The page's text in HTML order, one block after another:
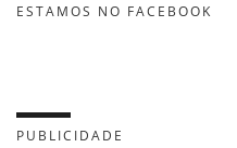
ESTAMOS NO FACEBOOK
PUBLICIDADE